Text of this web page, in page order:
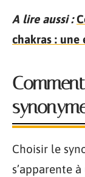
A lire aussi :
chakras :
Choisir le
s’apparente